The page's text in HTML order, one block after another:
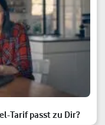
Tarif passt zu Dir?